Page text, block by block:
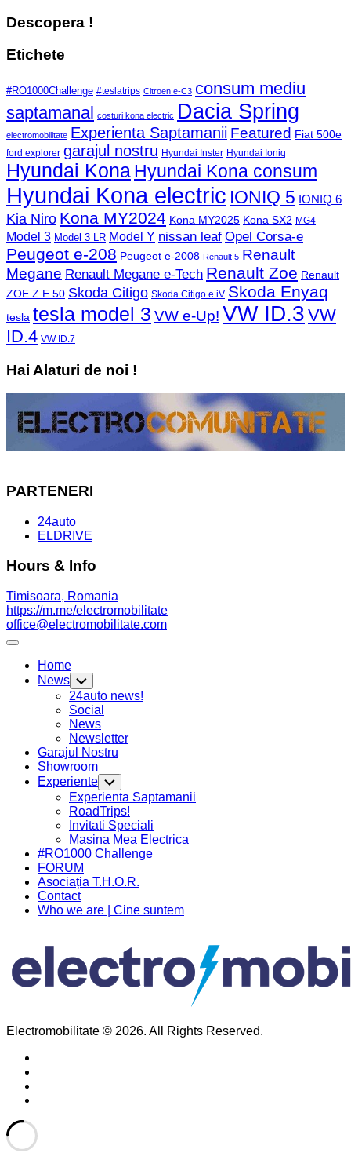
Descopera !
Etichete
#RO1000Challenge #teslatrips Citroen e-C3 consum mediu
saptamanal costuri kona electric Dacia Spring
electromobilitate Experienta Saptamanii Featured Fiat 500e
ford explorer garajul nostru Hyundai Inster Hyundai Ioniq
Hyundai KonaHyundai Kona consum
Hyundai Kona electric IONIQ 5 IONIQ 6
Kia Niro Kona MY2024 Kona MY2025 Kona SX2 MG4
Model 3 Model 3 LR Model Y nissan leaf Opel Corsa-e
Peugeot e-208 Peugeot e-2008 Renault 5 Renault
Megane Renault Megane e-Tech Renault Zoe Renault
ZOE Z.E.50 Skoda Citigo Skoda Citigo e iV Skoda Enyaq
tesla tesla model 3 VW e-Up! VW ID.3 VW
ID.4 VW ID.7
Hai Alaturi de noi !
PARTENERI
24auto
ELDRIVE
Hours & Info
Timisoara, Romania
https://m.me/electromobilitate
office@electromobilitate.com
Expand
Home
News Toggle
Child
Menu
24auto news!
Social
News
Newsletter
Garajul Nostru
Showroom
Experiente Toggle
Child
Menu
Experienta Saptamanii
RoadTrips!
Invitati Speciali
Masina Mea Electrica
#RO1000 Challenge
FORUM
Asociația T.H.O.R.
Contact
Who we are | Cine suntem
Electromobilitate © 2026. All Rights Reserved.